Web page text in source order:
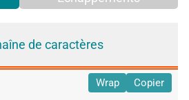
de caractères
Wrap Copier